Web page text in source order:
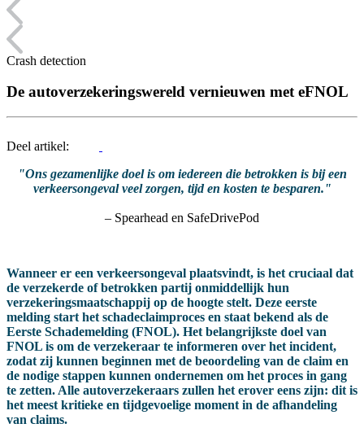
Crash detection
De autoverzekeringswereld vernieuwen met eFNOL
Deel artikel:
"Ons gezamenlijke doel is om iedereen die betrokken is bij een
verkeersongeval veel zorgen, tijd en kosten te besparen."
– Spearhead en SafeDrivePod
Wanneer er een verkeersongeval plaatsvindt, is het cruciaal dat
de verzekerde of betrokken partij onmiddellijk hun
verzekeringsmaatschappij op de hoogte stelt. Deze eerste
melding start het schadeclaimproces en staat bekend als de
Eerste Schademelding (FNOL). Het belangrijkste doel van
FNOL is om de verzekeraar te informeren over het incident,
zodat zij kunnen beginnen met de beoordeling van de claim en
de nodige stappen kunnen ondernemen om het proces in gang
te zetten. Alle autoverzekeraars zullen het erover eens zijn: dit is
het meest kritieke en tijdgevoelige moment in de afhandeling
van claims.